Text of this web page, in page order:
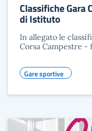
Classifiche Gara
di Istituto
In allegato le
Corsa Campestre
Gare sportive